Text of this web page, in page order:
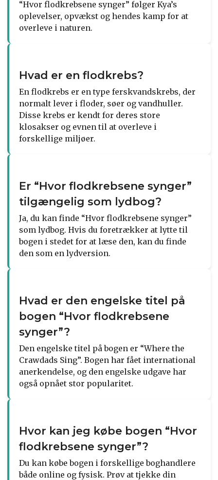
“Hvor flodkrebsene synger” følger Kya’s
oplevelser, opvækst og hendes kamp for at
overleve i naturen.
Hvad er en flodkrebs?
En flodkrebs er en type ferskvandskrebs, der
normalt lever i floder, søer og vandhuller.
Disse krebs er kendt for deres store
klosakser og evnen til at overleve i
forskellige miljøer.
Er “Hvor flodkrebsene synger”
tilgængelig som lydbog?
Ja, du kan finde “Hvor flodkrebsene synger”
som lydbog. Hvis du foretrækker at lytte til
bogen i stedet for at læse den, kan du finde
den som en lydversion.
Hvad er den engelske titel på
bogen “Hvor flodkrebsene
synger”?
Den engelske titel på bogen er “Where the
Crawdads Sing”. Bogen har fået international
anerkendelse, og den engelske udgave har
også opnået stor popularitet.
Hvor kan jeg købe bogen “Hvor
flodkrebsene synger”?
Du kan købe bogen i forskellige boghandlere
både online og fysisk. Prøv at tjekke din